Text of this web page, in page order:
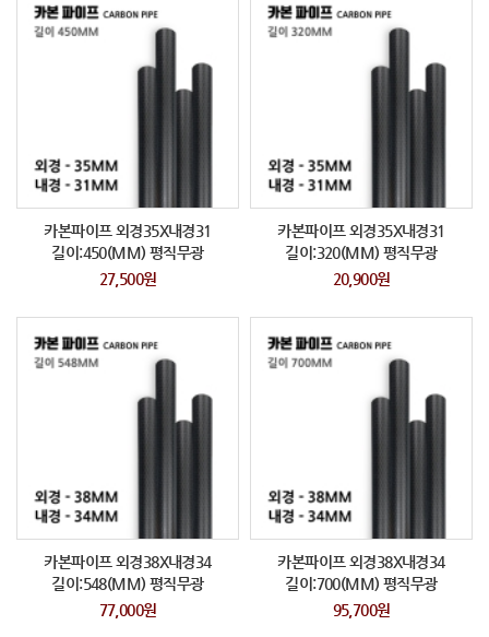
카본파이프 외경35X내경31
길이:450(MM) 평직무광
27,500원
카본파이프 외경35X내경31
길이:320(MM) 평직무광
20,900원
카본파이프 외경38X내경34
길이:548(MM) 평직무광
77,000원
카본파이프 외경38X내경34
길이:700(MM) 평직무광
95,700원